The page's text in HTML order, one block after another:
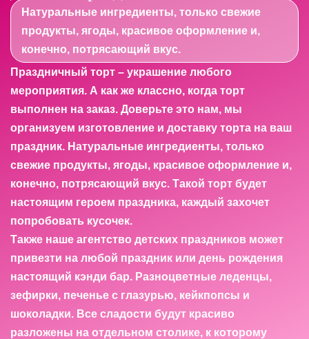
Натуральные ингредиенты, только свежие
продукты, ягоды, красивое оформление и,
конечно, потрясающий вкус.
Праздничный торт – украшение любого
мероприятия. А как же классно, когда торт
выполнен на заказ. Доверьте это нам, мы
организуем изготовление и доставку торта на ваш
праздник. Натуральные ингредиенты, только
свежие продукты, ягоды, красивое оформление и,
конечно, потрясающий вкус. Такой торт будет
настоящим героем праздника, каждый захочет
попробовать кусочек.
Также наше агентство детских праздников может
привезти на любой праздник или день рождения
настоящий кэнди бар. Разноцветные леденцы,
зефирки, печенье с глазурью, кейкпопсы и
шоколадки. Все сладости будут красиво
разложены на отдельном столике, к которому